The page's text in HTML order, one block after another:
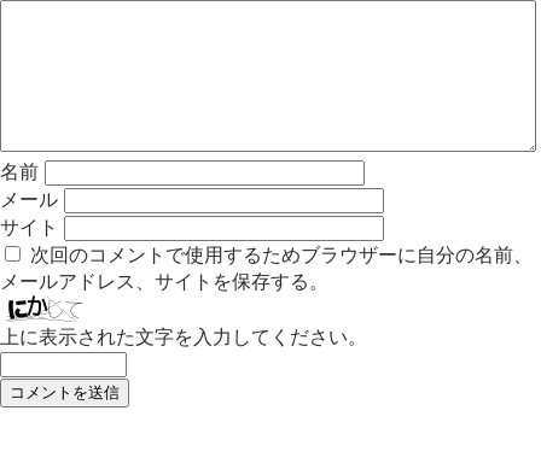
名前
メール
サイト
次回のコメントで使用するためブラウザーに自分の名前、
メールアドレス、サイトを保存する。
上に表示された文字を入力してください。